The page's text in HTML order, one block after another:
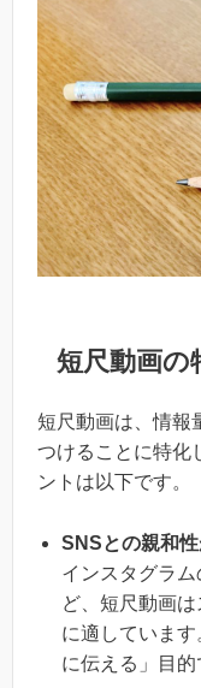
短尺動画の
短尺動画は、情報
つけることに特化
ントは以下です。
SNSとの親和
インスタグラ
ど、短尺動画
に適していま
に伝える」目的